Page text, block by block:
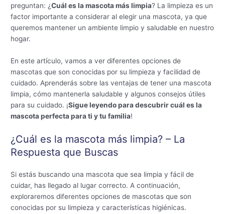
preguntan: ¿Cuál es la mascota más limpia? La limpieza es un
factor importante a considerar al elegir una mascota, ya que
queremos mantener un ambiente limpio y saludable en nuestro
hogar.
En este artículo, vamos a ver diferentes opciones de
mascotas que son conocidas por su limpieza y facilidad de
cuidado. Aprenderás sobre las ventajas de tener una mascota
limpia, cómo mantenerla saludable y algunos consejos útiles
para su cuidado. ¡Sigue leyendo para descubrir cuál es la
mascota perfecta para ti y tu familia!
¿Cuál es la mascota más limpia? – La
Respuesta que Buscas
Si estás buscando una mascota que sea limpia y fácil de
cuidar, has llegado al lugar correcto. A continuación,
exploraremos diferentes opciones de mascotas que son
conocidas por su limpieza y características higiénicas.